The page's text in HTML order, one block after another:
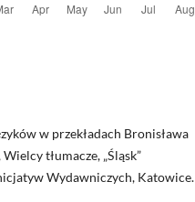
w przekładach Bronisława
tłumacze, „Śląsk”
Wydawniczych, Katowice.